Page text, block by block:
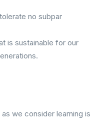
no subpar
is sustainable for our
we consider learning is